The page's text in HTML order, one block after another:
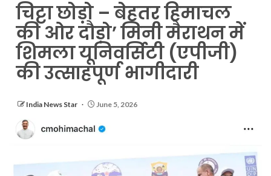
चिट्टा छोड़ो – बेहतर हिमाचल
की ओर दौड़ो’ मिनी मैराथन में
शिमला यूनिवर्सिटी (एपीजी)
की उत्साहपूर्ण भागीदारी
India News Star June 5, 2026